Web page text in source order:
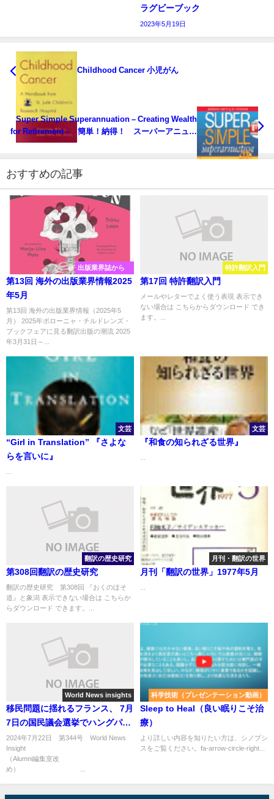
ラグビーブック
2023年5月19日
Childhood Cancer 小児がん
Super Simple Superannuation – Creating Wealth
for Retirement – 簡単！納得！ スーパーアニュエ
ーション ―豊かな老後を目指すオーストラリアの
おすすめの記事
出版業界誌から
第13回 海外の出版業界情報2025
年5月
第13回 海外の出版業界情報（2025年5
月） 2025年ボローニャ・チルドレンズ・
ブックフェアに見る翻訳出版の潮流 2025
年3月31日～...
特許翻訳入門
第17回 特許翻訳入門
メールやレターでよく使う表現 表示でき
ない場合は こちらからダウンロード でき
ます。...
文芸
“Girl in Translation” 『さよな
らを言いに』
文芸
『和食の知られざる世界』
翻訳の歴史研究
第308回翻訳の歴史研究
翻訳の歴史研究 第308回 『おくのほそ
道』と象潟 表示できない場合は こちらか
らダウンロード できます。...
月刊・翻訳の世界
月刊「翻訳の世界」1977年5月
World News insights
移民問題に揺れるフランス、 7月
7日の国民議会選挙でハングパー
ラメント（宙づり議会）に
2024年7月22日 第344号 World News
Insight
（Alumni編集室改
め） ...
科学技術（プレゼンテーション動画）
Sleep to Heal（良い眠りこそ治
療）
より詳しい内容を知りたい方は、シノプシ
スをご覧ください。fa-arrow-circle-right...